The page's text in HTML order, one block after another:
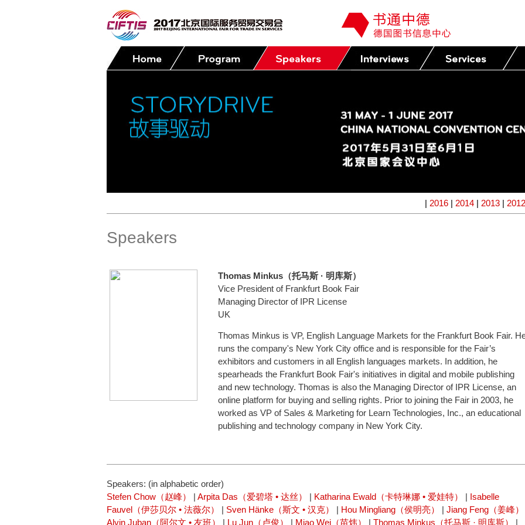
| 2016 | 2014 | 2013 | 2012
Speakers
Thomas Minkus（托马斯 · 明库斯）
Vice President of Frankfurt Book Fair
Managing Director of IPR License
UK
Thomas Minkus is VP, English Language Markets for the Frankfurt Book Fair.
runs the company's New York City office and is responsible for the Fair’s
exhibitors and customers in all English languages markets. In addition, he
spearheads the Frankfurt Book Fair's initiatives in digital and mobile publishing
and new technology. Thomas is also the Managing Director of IPR License, an
online platform for buying and selling rights. Prior to joining the Fair in 2003, he
worked as VP of Sales & Marketing for Learn Technologies, Inc., an educational
publishing and technology company in New York City.
Speakers: (in alphabetic order)
Stefen Chow（赵峰）
| Arpita Das（爱碧塔 • 达丝） | Katharina Ewald（卡特琳娜 • 爱娃特） | Isabelle
Fauvel（伊莎贝尔 • 法薇尔）
| Sven Hänke（斯文 • 汉克） | Hou Mingliang（侯明亮） | Jiang Feng（姜峰）
Alvin Juban（阿尔文 • 友班）
| Lu Jun（卢俊） | Miao Wei（苗炜） | Thomas Minkus（托马斯 · 明库斯） |